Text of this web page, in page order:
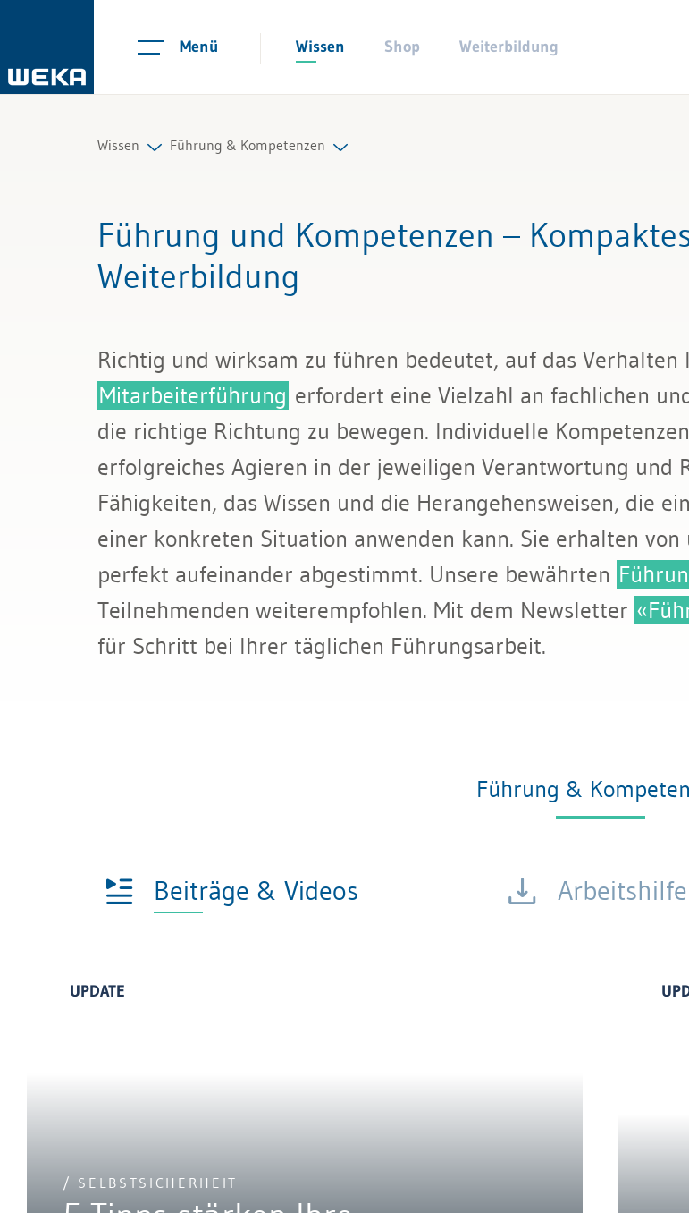
Menü Wissen Shop Weiterbildung
Wissen
Management
Führung & Kompetenzen
Recht
Bau & Immobilien
Führung & Kompetenzen
Selbstmanagement
Kommunikation und Auftritt
Führung und Kompetenzen –
Weiterbildung
Richtig und wirksam zu führen bedeutet, auf das
Mitarbeiterführung erfordert eine Vielzahl an fachlichen
die richtige Richtung zu bewegen. Individuelle
erfolgreiches Agieren in der jeweiligen Verantwortung und
Fähigkeiten, das Wissen und die Herangehensweisen, die
einer konkreten Situation anwenden kann. Sie erhalten von
perfekt aufeinander abgestimmt. Unsere bewährten
Teilnehmenden weiterempfohlen. Mit dem Newsletter
für Schritt bei Ihrer täglichen Führungsarbeit.
Führung &
Beiträge & Videos
UPDATE
/ SELBSTSICHERHEIT